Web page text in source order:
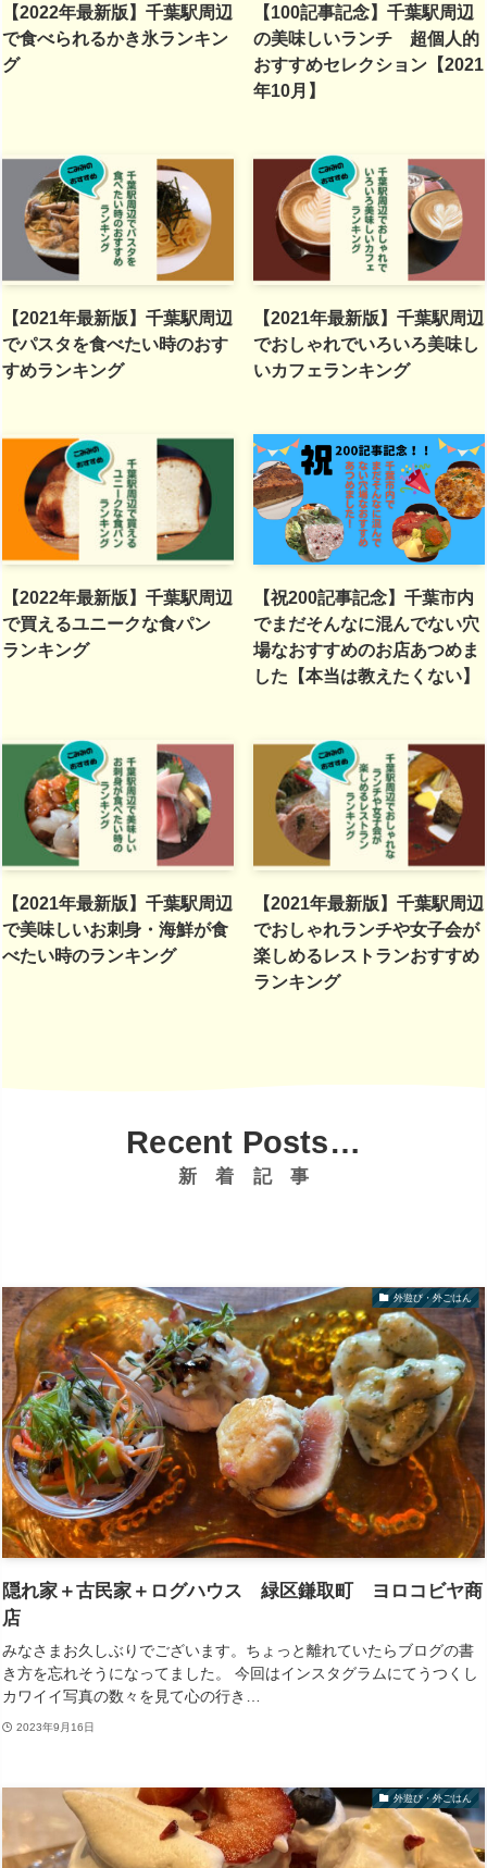
【2022年最新版】千葉駅周辺
で食べられるかき氷ランキン
グ
【100記事記念】千葉駅周辺
の美味しいランチ 超個人的
おすすめセレクション【2021
年10月】
【2021年最新版】千葉駅周辺
でパスタを食べたい時のおす
すめランキング
【2021年最新版】千葉駅周辺
でおしゃれでいろいろ美味し
いカフェランキング
【2022年最新版】千葉駅周辺
で買えるユニークな食パン
ランキング
【祝200記事記念】千葉市内
でまだそんなに混んでない穴
場なおすすめのお店あつめま
した【本当は教えたくない】
【2021年最新版】千葉駅周辺
で美味しいお刺身・海鮮が食
べたい時のランキング
【2021年最新版】千葉駅周辺
でおしゃれランチや女子会が
楽しめるレストランおすすめ
ランキング
Recent Posts…
新 着 記 事
外遊び・外ごはん
隠れ家＋古民家＋ログハウス 緑区鎌取町 ヨロコビヤ商
店
みなさまお久しぶりでございます。ちょっと離れていたらブログの書
き方を忘れそうになってました。 今回はインスタグラムにてうつくし
カワイイ写真の数々を見て心の行き…
2023年9月16日
外遊び・外ごはん